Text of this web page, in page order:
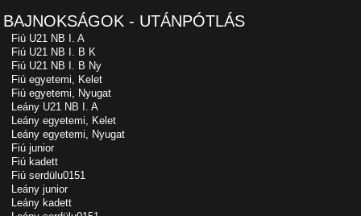
BAJNOKSÁGOK - UTÁNPÓTLÁS
Fiú U21 NB I. A
Fiú U21 NB I. B K
Fiú U21 NB I. B Ny
Fiú egyetemi, Kelet
Fiú egyetemi, Nyugat
Leány U21 NB I. A
Leány egyetemi, Kelet
Leány egyetemi, Nyugat
Fiú junior
Fiú kadett
Fiú serdülu0151
Leány junior
Leány kadett